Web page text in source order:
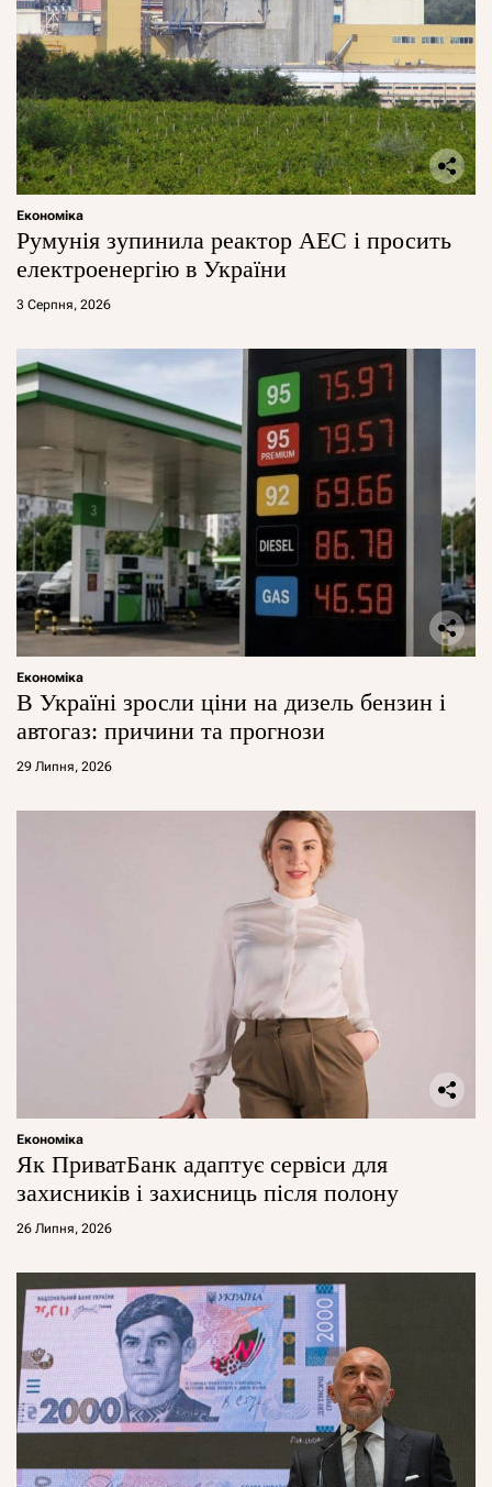
Економіка
Румунія зупинила реактор АЕС і просить
електроенергію в України
3 Серпня, 2026
Економіка
В Україні зросли ціни на дизель бензин і
автогаз: причини та прогнози
29 Липня, 2026
Економіка
Як ПриватБанк адаптує сервіси для
захисників і захисниць після полону
26 Липня, 2026